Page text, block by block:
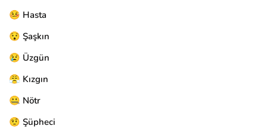
🤒 Hasta
😯 Şaşkın
😢 Üzgün
😤 Kızgın
🤐 Nötr
🤨 Şüpheci